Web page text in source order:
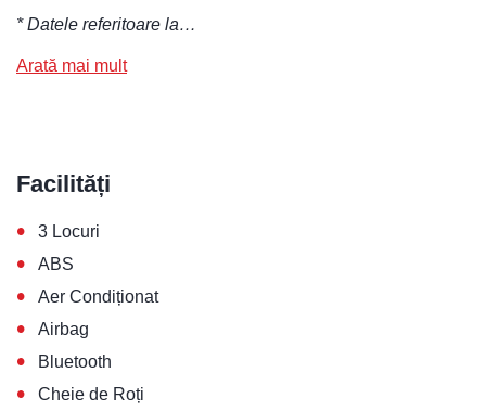
* Datele referitoare la…
Arată mai mult
Facilități
• 3 Locuri
• ABS
• Aer Condiționat
• Airbag
• Bluetooth
• Cheie de Roți